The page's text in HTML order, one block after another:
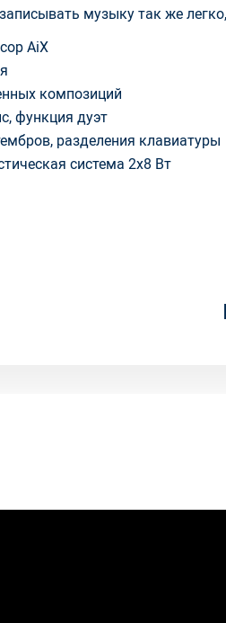
музыку так же
AiX
композиций
функция дуэт
разделения клавиатуры
система 2x8 Вт